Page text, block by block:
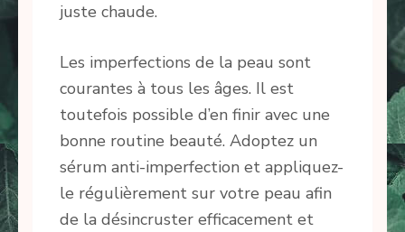
juste chaude.
Les imperfections de la peau sont
courantes à tous les âges. Il est
toutefois possible d’en finir avec une
bonne routine beauté. Adoptez un
sérum anti-imperfection et appliquez-
le régulièrement sur votre peau afin
de la désincruster efficacement et